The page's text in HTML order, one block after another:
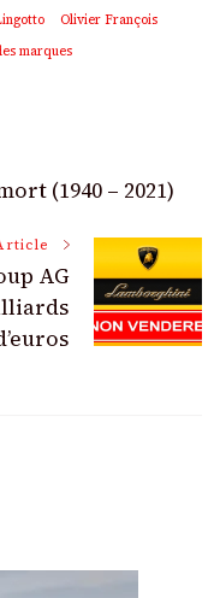
Olivier François
marques
(1940 – 2021)
AG